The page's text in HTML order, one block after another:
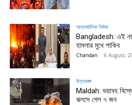
আন্তর্জাতিক নিউজ
Bangladesh: এই না
হামলার মুখে শাকিব
Chandan - 6 August,
উত্তরবঙ্গ
Maldah: ভয়াবহ
ঝলসে গেল ৭ জন